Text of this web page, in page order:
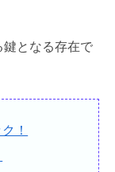
となる存在で
！